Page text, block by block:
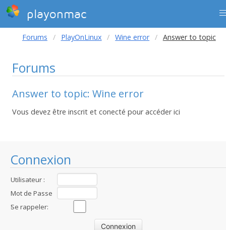
playonmac
Connexion
Utilisateur :
Mot de Passe
:Se rappeler:
Forums PlayOnLinux Wine error Answer to topic
Forums
Answer to topic: Wine error
Vous devez être inscrit et conecté pour accéder ici